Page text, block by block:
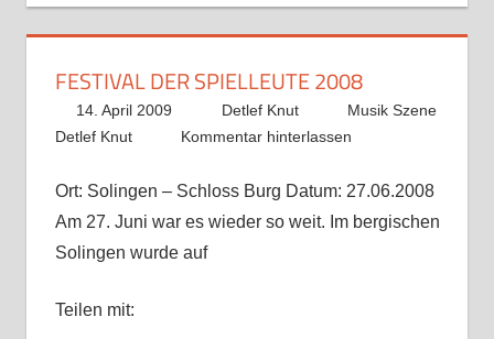
FESTIVAL DER SPIELLEUTE 2008
14. April 2009 Detlef Knut
Musik Szene
Detlef Knut
Kommentar hinterlassen
Ort: Solingen – Schloss Burg Datum: 27.06.2008
Am 27. Juni war es wieder so weit. Im bergischen
Solingen wurde auf
Teilen mit: